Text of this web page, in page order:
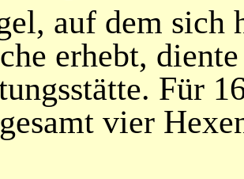
auf dem sich
erhebt,
Für
vier